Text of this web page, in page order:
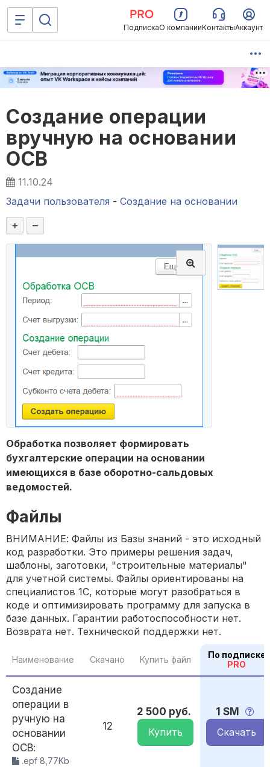
ПодпискаО компанииКонтактыАккаунт
Создание операции
вручную на основании
ОСВ
11.10.24
Задачи пользователя - Создание на основании
+
–
Обработка позволяет формировать
бухгалтерские операции на основании
имеющихся в базе оборотно-сальдовых
ведомостей.
Файлы
ВНИМАНИЕ: Файлы из Базы знаний - это исходный
код разработки. Это примеры решения задач,
шаблоны, заготовки, "строительные материалы"
для учетной системы. Файлы ориентированы на
специалистов 1С, которые могут разобраться в
коде и оптимизировать программу для запуска в
базе данных. Гарантии работоспособности нет.
Возврата нет. Технической поддержки нет.
Наименование Скачано Купить файл
По подписке
PRO
Создание
операции в
ручную на
основании
ОСВ:
.epf 8,77Kb
12
2 500 руб.
Купить
1 SM
Скачать